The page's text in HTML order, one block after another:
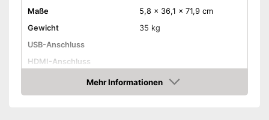
Maße
5,8 x 36,1 x 71,9 cm
Gewicht
35 kg
USB-Anschluss
HDMI-Anschluss
Mehr Informationen
Amazon